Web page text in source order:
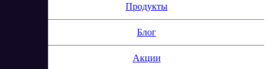
Продукты
Блог
Акции